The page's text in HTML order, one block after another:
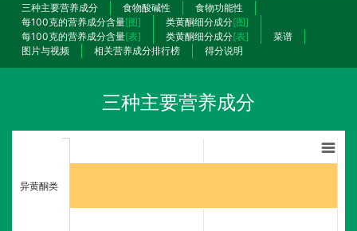
三种主要营养成分 食物酸碱性
食物功能性
每100克的营养成分含量[图] 类黄酮细分成分[图]
每100克的营养成分含量[表] 类黄酮细分成分[表]
菜谱
图片与视频
相关营养成分排行榜 得分说明
三种主要营养成分
异黄酮类